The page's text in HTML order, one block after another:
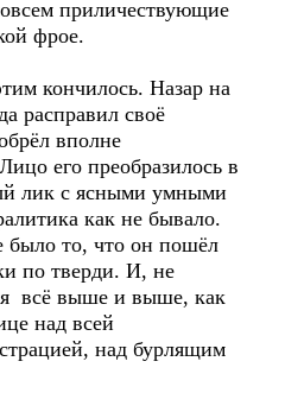
приличествующие
фрое.
кончилось. Назар на
расправил своё
вполне
его преобразилось в
лик с ясными умными
как не бывало.
то, что он пошёл
по тверди. И, не
всё выше и выше, как
над всей
над бурлящим